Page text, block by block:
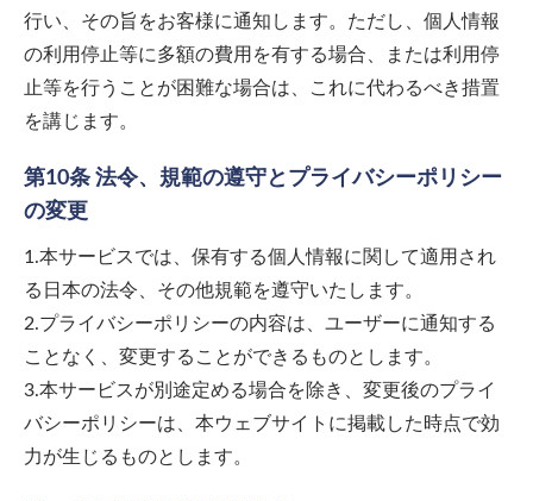
行い、その旨をお客様に通知します。ただし、個人情報
の利用停止等に多額の費用を有する場合、または利用停
止等を行うことが困難な場合は、これに代わるべき措置
を講じます。
第10条 法令、規範の遵守とプライバシーポリシー
の変更
1.本サービスでは、保有する個人情報に関して適用され
る日本の法令、その他規範を遵守いたします。
2.プライバシーポリシーの内容は、ユーザーに通知する
ことなく、変更することができるものとします。
3.本サービスが別途定める場合を除き、変更後のプライ
バシーポリシーは、本ウェブサイトに掲載した時点で効
力が生じるものとします。